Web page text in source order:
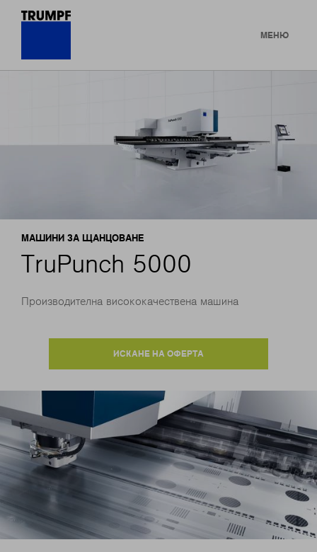
МЕНЮ
МАШИНИ ЗА ЩАНЦОВАНЕ
TruPunch 5000
Производителна висококачествена машина
ИСКАНЕ НА ОФЕРТА